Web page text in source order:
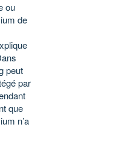
ou
de
peut
par
que
n’a